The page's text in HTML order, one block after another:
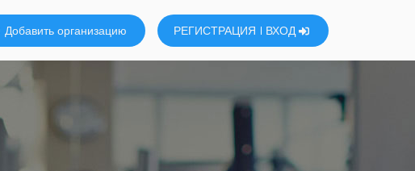
Добавить организацию РЕГИСТРАЦИЯ ВХОД